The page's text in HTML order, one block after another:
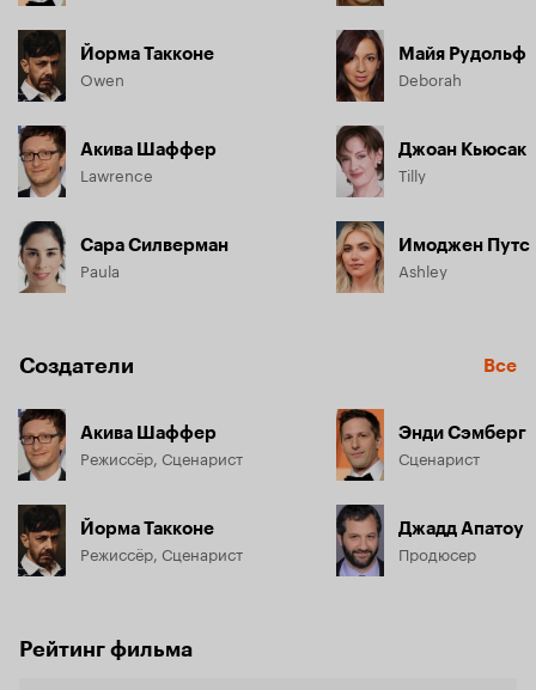
Йорма Такконе
Owen
Акива Шаффер
Lawrence
Сара Силверман
Paula
Майя Рудольф
Deborah
Джоан Кьюсак
Tilly
Имоджен Путс
Ashley
Создатели Все
Акива Шаффер
Режиссёр, Сценарист
Йорма Такконе
Режиссёр, Сценарист
Энди Сэмберг
Сценарист
Джадд Апатоу
Продюсер
Рейтинг фильма